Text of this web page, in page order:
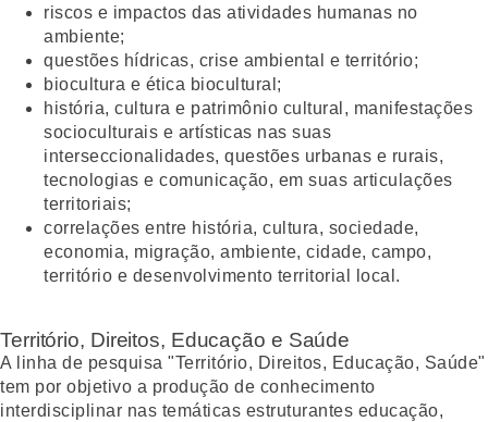
riscos e impactos das atividades humanas no
ambiente;
questões hídricas, crise ambiental e território;
biocultura e ética biocultural;
história, cultura e patrimônio cultural, manifestações
socioculturais e artísticas nas suas
interseccionalidades, questões urbanas e rurais,
tecnologias e comunicação, em suas articulações
territoriais;
correlações entre história, cultura, sociedade,
economia, migração, ambiente, cidade, campo,
território e desenvolvimento territorial local.
Território, Direitos, Educação e Saúde
A linha de pesquisa "Território, Direitos, Educação, Saúde"
tem por objetivo a produção de conhecimento
interdisciplinar nas temáticas estruturantes educação,